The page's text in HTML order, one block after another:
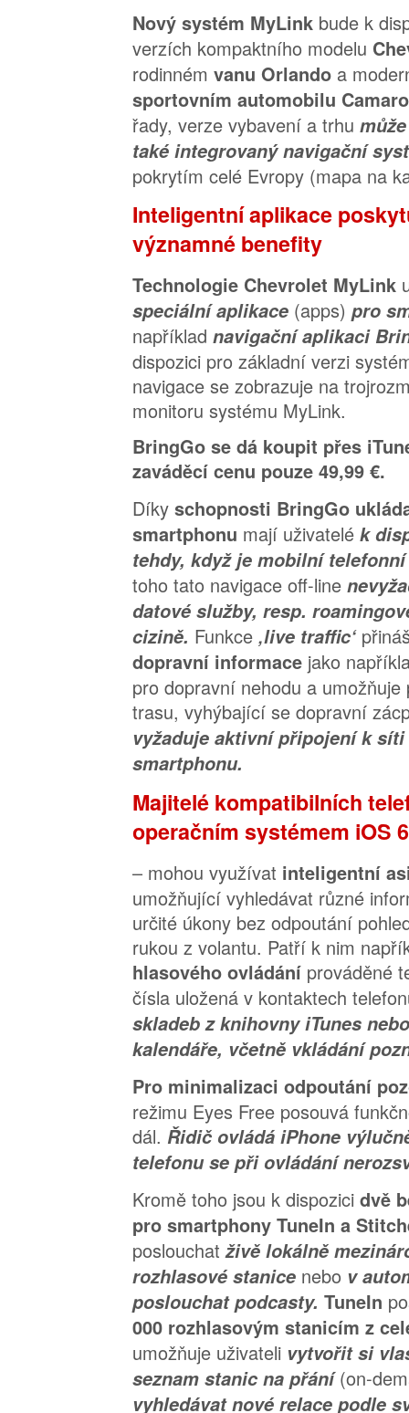
Nový systém MyLink bude k
verzích kompaktního modelu
rodinném vanu Orlando a
sportovním automobilu
řady, verze vybavení a trhu
také integrovaný navigační
pokrytím celé Evropy (mapa na
Inteligentní aplikace
významné benefity
Technologie Chevrolet MyLink
speciální aplikace (apps) pro
například navigační aplikaci
dispozici pro základní verzi
navigace se zobrazuje na
monitoru systému MyLink.
BringGo se dá koupit přes
zaváděcí cenu pouze 49,99 €.
Díky schopnosti BringGo
smartphonu mají uživatelé k
tehdy, když je mobilní
toho tato navigace off-line
datové služby, resp.
cizině. Funkce ‚live traffic‘
dopravní informace jako
pro dopravní nehodu a
trasu, vyhýbající se dopravní
vyžaduje aktivní připojení k
smartphonu.
Majitelé kompatibilních
operačním systémem iOS 6
– mohou využívat inteligentní
umožňující vyhledávat různé
určité úkony bez odpoutání
rukou z volantu. Patří k nim
hlasového ovládání prováděné
čísla uložená v kontaktech
skladeb z knihovny iTunes
kalendáře, včetně vkládání
Pro minimalizaci odpoutání
režimu Eyes Free posouvá
dál. Řidič ovládá iPhone
telefonu se při ovládání
Kromě toho jsou k dispozici dvě
pro smartphony TuneIn a
poslouchatživě lokálně
rozhlasové stanice nebo v
poslouchat podcasty. TuneIn
000 rozhlasovým stanicím z
umožňuje uživateli vytvořit si
seznam stanic na přání(on-
vyhledávat nové relace podle